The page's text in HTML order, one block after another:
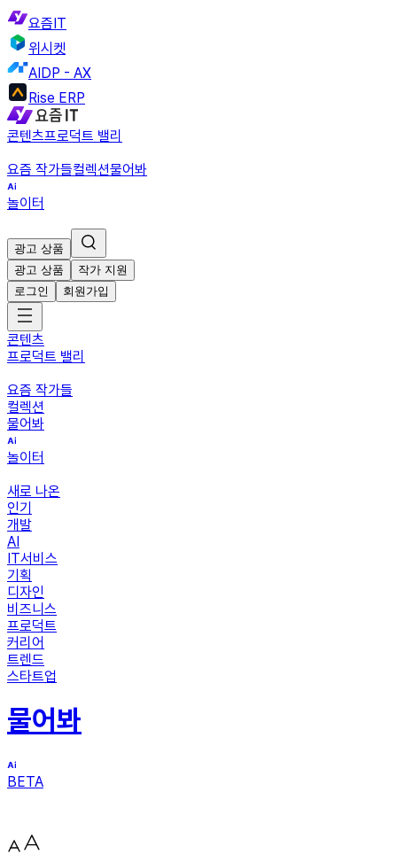
요즘IT
위시켓
AIDP - AX
Rise ERP
콘텐츠프로덕트 밸리
요즘 작가들컬렉션물어봐
놀이터
광고 상품
광고 상품
작가 지원
로그인
회원가입
콘텐츠
프로덕트 밸리
요즘 작가들
컬렉션
물어봐
놀이터
새로 나온
인기
개발
AI
IT서비스
기획
디자인
비즈니스
프로덕트
커리어
트렌드
스타트업
물어봐
BETA